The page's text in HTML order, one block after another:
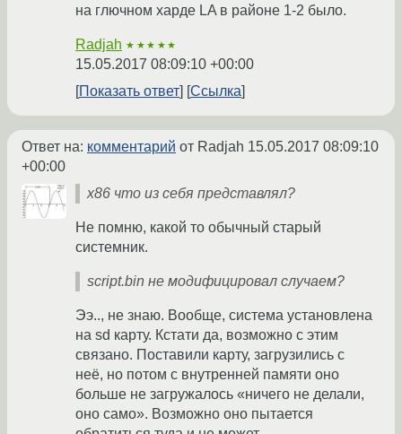
на глючном харде LA в районе 1-2 было.
Radjah ★★★★★
15.05.2017 08:09:10 +00:00
Показать ответ
Ссылка
Ответ на: комментарий от Radjah 15.05.2017 08:09:10
+00:00
x86 что из себя представлял?
Не помню, какой то обычный старый
системник.
script.bin не модифицировал случаем?
Ээ.., не знаю. Вообще, система установлена
на sd карту. Кстати да, возможно с этим
связано. Поставили карту, загрузились с
неё, но потом с внутренней памяти оно
больше не загружалось «ничего не делали,
оно само». Возможно оно пытается